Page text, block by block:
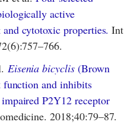
active
cytotoxic properties. Int
Eisenia bicyclis(Brown
function and inhibits
P2Y12 receptor
2018;40:79–87.